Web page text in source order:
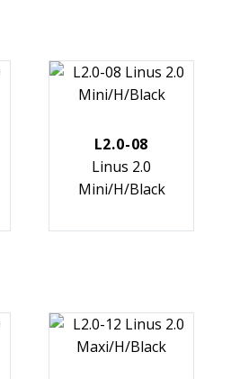
L2.0-08
Linus 2.0
Mini/H/Black